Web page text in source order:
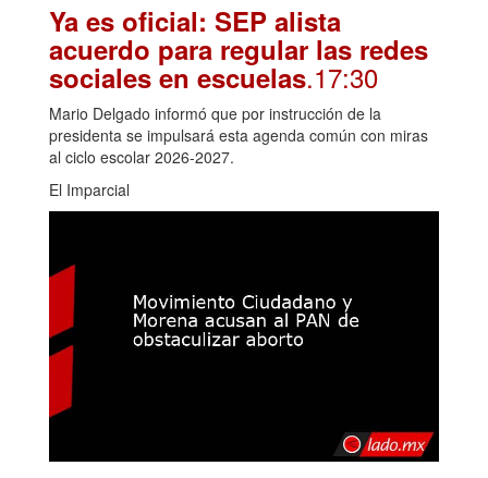
Ya es oficial: SEP alista
acuerdo para regular las redes
sociales en escuelas.17:30
Mario Delgado informó que por instrucción de la
presidenta se impulsará esta agenda común con miras
al ciclo escolar 2026-2027.
El Imparcial